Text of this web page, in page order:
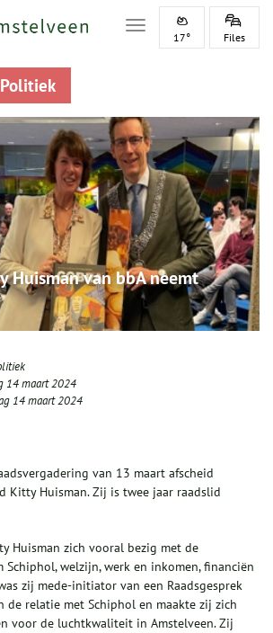
Toggle navigation
17° Files
Huisman van bbA neemt
14 maart 2024
14 maart 2024
van 13 maart afscheid
Kitty Huisman. Zij is twee jaar raadslid
Huisman zich vooral bezig met de
welzijn, werk en inkomen, financiën
zij mede-initiator van een Raadsgesprek
relatie met Schiphol en maakte zij zich
voor de luchtkwaliteit in Amstelveen. Zij